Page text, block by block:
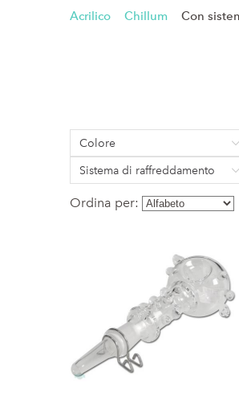
Acrilico Chillum Con
Colore
Sistema di raffreddamento
Ordina per: